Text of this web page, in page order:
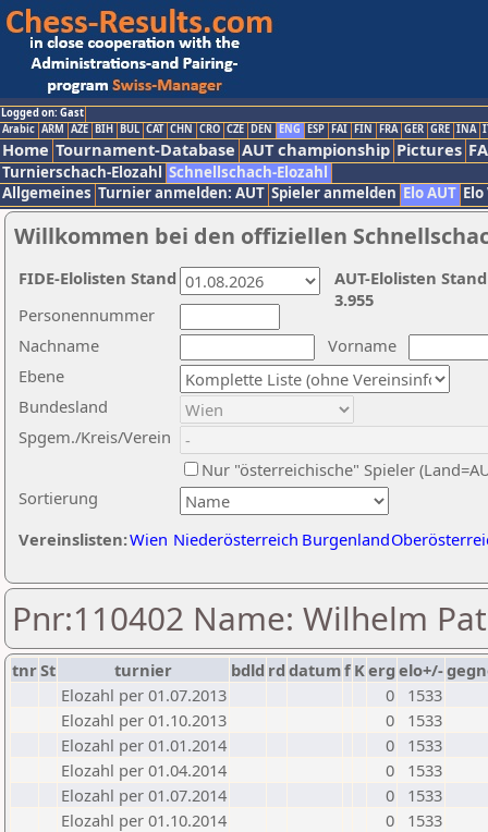
Logged on: Gast
Arabic ARM AZE BIH BUL CAT CHN CRO CZE DEN ENG ESP FAI FIN FRA GER GRE INA
Home Tournament-Database AUT championship Pictures
Turnierschach-Elozahl Schnellschach-Elozahl
Allgemeines Turnier anmelden: AUT Spieler anmelden Elo AUT
Willkommen bei den offiziellen
Nachname
Vorname
Ebene
Sortierung
Personennummer
Bundesland
Spgem./Kreis/Verein
Nur "österreichische" Spieler
Vereinslisten:Wien Niederösterreich Burgenland
AUT-Elolisten
3.955
FIDE-Elolisten Stand
Pnr:110402 Name: Wilhelm
tnrSt turnier bdld rd datumf Kerg elo+/-
Elozahl per 01.07.2013
0
1533
Elozahl per 01.10.2013
0
1533
Elozahl per 01.01.2014
0
1533
Elozahl per 01.04.2014
0
1533
Elozahl per 01.07.2014
0
1533
Elozahl per 01.10.2014
0
1533